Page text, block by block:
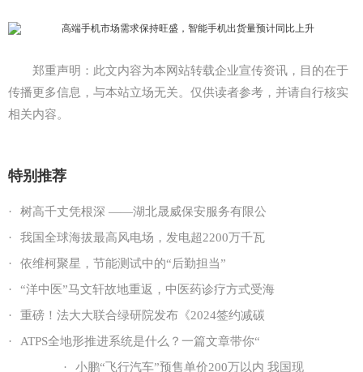
郑重声明：此文内容为本网站转载企业宣传资讯，目的在于
传播更多信息，与本站立场无关。仅供读者参考，并请自行核实
相关内容。
特别推荐
·
树高千丈凭根深 ——湖北晟威保安服务有限公
·
我国全球海拔最高风电场，发电超2200万千瓦
·
依维柯聚星，节能测试中的“后勤担当”
·
“洋中医”马文轩故地重返，中医药诊疗方式受海
·
重磅！法大大联合绿研院发布《2024签约减碳
·
ATPS全地形推进系统是什么？一篇文章带你“
·
小鹏“飞行汽车”预售单价200万以内 我国现